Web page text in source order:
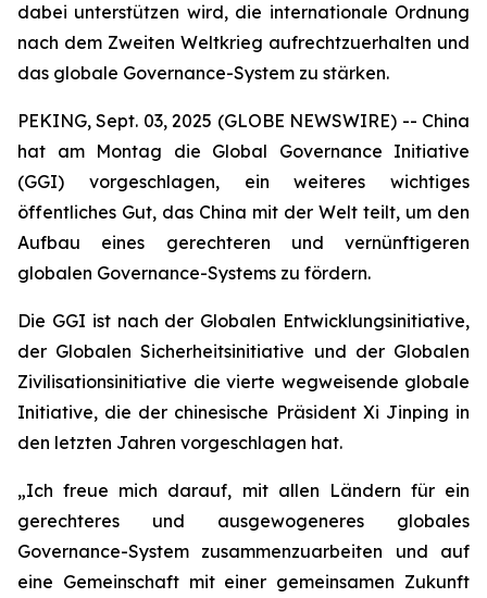
dabei unterstützen wird, die internationale Ordnung
nach dem Zweiten Weltkrieg aufrechtzuerhalten und
das globale Governance-System zu stärken.
PEKING, Sept. 03, 2025 (GLOBE NEWSWIRE) -- China
hat am Montag die Global Governance Initiative
(GGI) vorgeschlagen, ein weiteres wichtiges
öffentliches Gut, das China mit der Welt teilt, um den
Aufbau eines gerechteren und vernünftigeren
globalen Governance-Systems zu fördern.
Die GGI ist nach der Globalen Entwicklungsinitiative,
der Globalen Sicherheitsinitiative und der Globalen
Zivilisationsinitiative die vierte wegweisende globale
Initiative, die der chinesische Präsident Xi Jinping in
den letzten Jahren vorgeschlagen hat.
„Ich freue mich darauf, mit allen Ländern für ein
gerechteres und ausgewogeneres globales
Governance-System zusammenzuarbeiten und auf
eine Gemeinschaft mit einer gemeinsamen Zukunft